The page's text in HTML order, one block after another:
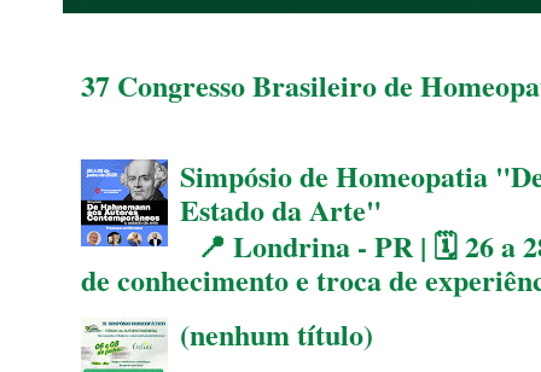
37 Congresso Brasileiro de
Simpósio de Homeopatia
Estado da Arte"
📍 Londrina - PR | 🗓 26 a
de conhecimento e troca de
(nenhum título)